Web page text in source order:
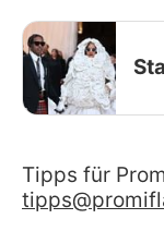
Tipps für